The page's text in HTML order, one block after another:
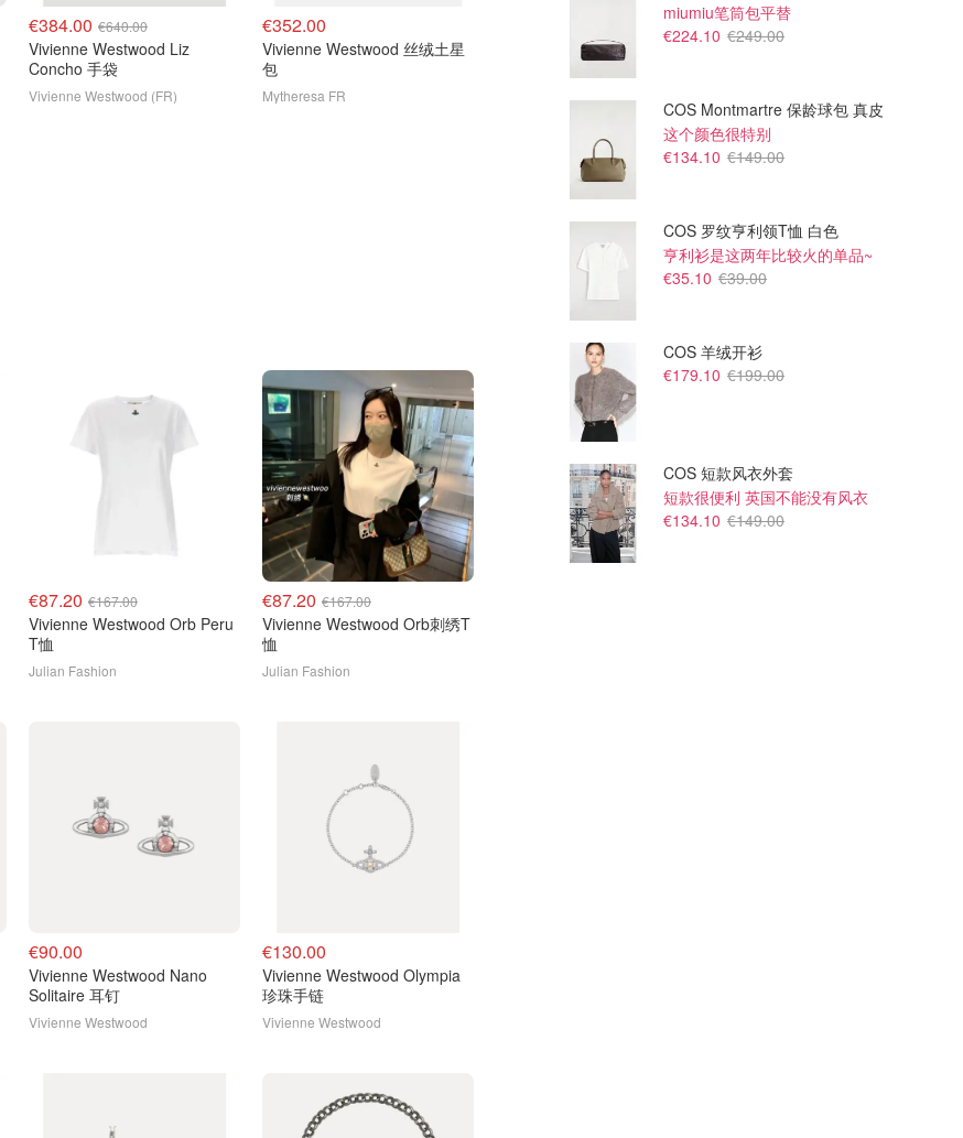
€384.00 €640.00
Vivienne Westwood Liz
Concho 手袋
Vivienne Westwood (FR)
€352.00
Vivienne Westwood 丝绒土星
包
Mytheresa FR
Vivienne Westwood 饺子包
€765.00
€87.20 €167.00
Vivienne Westwood Orb Peru
T恤
Julian Fashion
€87.20 €167.00
Vivienne Westwood Orb刺绣T
恤
Julian Fashion
€90.00
Vivienne Westwood Nano
Solitaire 耳钉
Vivienne Westwood
€130.00
Vivienne Westwood Olympia
珍珠手链
Vivienne Westwood
miumiu笔筒包平替
€224.10 €249.00
COS Montmartre 保龄球包 真皮
这个颜色很特别
€134.10 €149.00
COS 罗纹亨利领T恤 白色
亨利衫是这两年比较火的单品~
€35.10 €39.00
COS 羊绒开衫
€179.10 €199.00
COS 短款风衣外套
短款很便利 英国不能没有风衣
€134.10 €149.00